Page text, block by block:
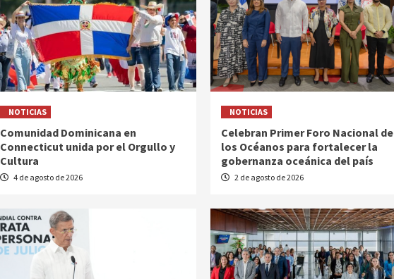
NOTICIAS
Comunidad Dominicana en
Connecticut unida por el Orgullo y
Cultura
4 de agosto de 2026
NOTICIAS
Celebran Primer Foro Nacional de
los Océanos para fortalecer la
gobernanza oceánica del país
2 de agosto de 2026